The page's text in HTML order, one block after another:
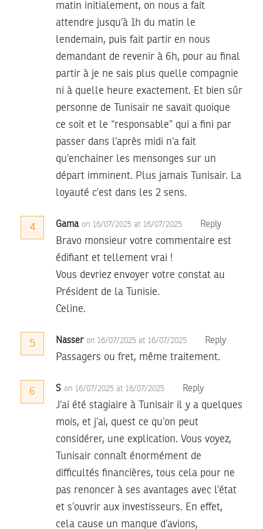
matin initialement, on nous a fait
attendre jusqu’à 1h du matin le
lendemain, puis fait partir en nous
demandant de revenir à 6h, pour au final
partir à je ne sais plus quelle compagnie
ni à quelle heure exactement. Et bien sûr
personne de Tunisair ne savait quoique
ce soit et le “responsable” qui a fini par
passer dans l’après midi n’a fait
qu’enchainer les mensonges sur un
départ imminent. Plus jamais Tunisair. La
loyauté c’est dans les 2 sens.
4 Gama on 16/07/2025 at 16/07/2025 Reply
Bravo monsieur votre commentaire est
édifiant et tellement vrai !
Vous devriez envoyer votre constat au
Président de la Tunisie.
Celine.
5 Nasser on 16/07/2025 at 16/07/2025 Reply
Passagers ou fret, même traitement.
6 S on 16/07/2025 at 16/07/2025 Reply
J’ai été stagiaire à Tunisair il y a quelques
mois, et j’ai, quest ce qu’on peut
considérer, une explication. Vous voyez,
Tunisair connaît énormément de
difficultés financières, tous cela pour ne
pas renoncer à ses avantages avec l’état
et s’ouvrir aux investisseurs. En effet,
cela cause un manque d’avions,